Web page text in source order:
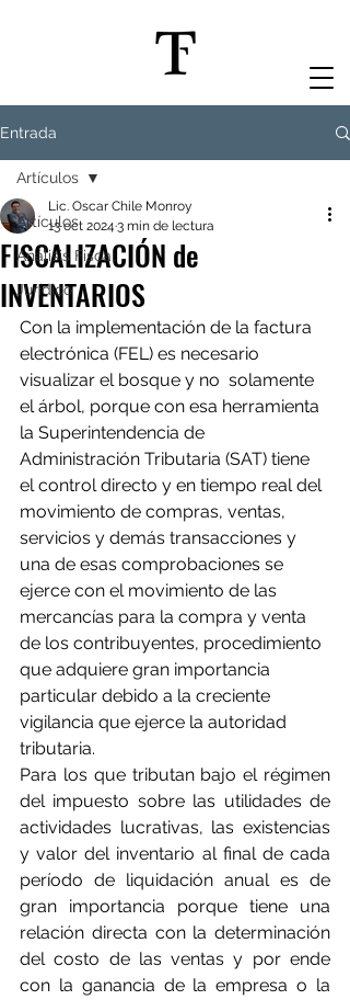
Entrada
Artículos
Análisis Fiscal
Jurídico
Artículos
FISCALIZACIÓN de
INVENTARIOS
Lic. Oscar Chile Monroy
13 oct 2024 3 min de lectura
Con la implementación de la factura
electrónica (FEL) es necesario
visualizar el bosque y no  solamente
el árbol, porque con esa herramienta
la Superintendencia de
Administración Tributaria (SAT) tiene
el control directo y en tiempo real del
movimiento de compras, ventas,
servicios y demás transacciones y
una de esas comprobaciones se
ejerce con el movimiento de las
mercancías para la compra y venta
de los contribuyentes, procedimiento
que adquiere gran importancia
particular debido a la creciente
vigilancia que ejerce la autoridad
tributaria.
Para los que tributan bajo el régimen
del impuesto sobre las utilidades de
actividades lucrativas, las existencias
y valor del inventario al final de cada
período de liquidación anual es de
gran importancia porque tiene una
relación directa con la determinación
del costo de las ventas y por ende
con la ganancia de la empresa o la